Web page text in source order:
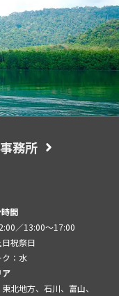
務所
間
／13:00～17:00
祝祭日
：水
ア
北地方、石川、富山、